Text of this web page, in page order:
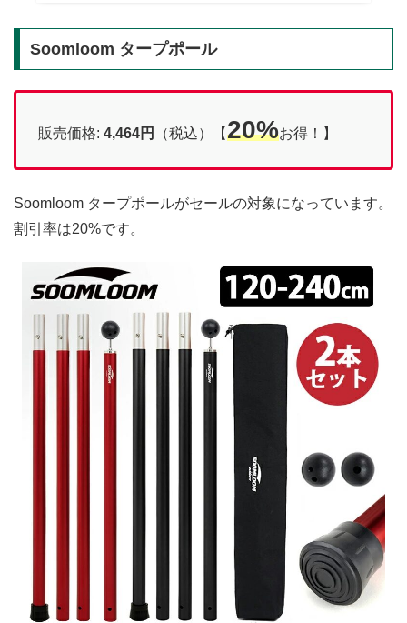
Soomloom タープポール
販売価格: 4,464円 （税込）【20%お得！】
Soomloom タープポールがセールの対象になっています。
割引率は20%です。